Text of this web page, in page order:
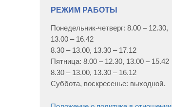
РЕЖИМ РАБОТЫ
Понедельник-четверг: 8.00 – 12.30,
13.00 – 16.42
8.30 – 13.00, 13.30 – 17.12
Пятница: 8.00 – 12.30, 13.00 – 15.42
8.30 – 13.00, 13.30 – 16.12
Суббота, воскресенье: выходной.